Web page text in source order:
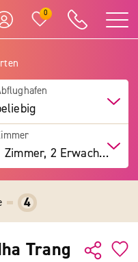
0
1 Zimmer, 2 Erwachsene
4
Trang